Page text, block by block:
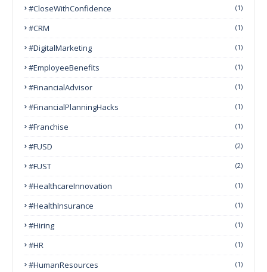
#CloseWithConfidence (1)
#CRM (1)
#DigitalMarketing (1)
#EmployeeBenefits (1)
#FinancialAdvisor (1)
#FinancialPlanningHacks (1)
#franchise (1)
#FUSD (2)
#FUST (2)
#HealthcareInnovation (1)
#HealthInsurance (1)
#Hiring (1)
#HR (1)
#HumanResources (1)